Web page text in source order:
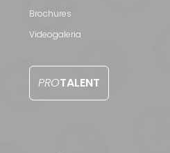
Brochures
Videogaleria
PROTALENT